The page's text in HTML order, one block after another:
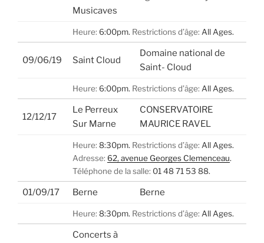
Musicaves
Heure: 6:00pm. Restrictions d’âge: All Ages.
09/06/19 Saint Cloud
Domaine national de
Saint- Cloud
Heure: 6:00pm. Restrictions d’âge: All Ages.
12/12/17
Le Perreux
Sur Marne
CONSERVATOIRE
MAURICE RAVEL
Heure: 8:30pm. Restrictions d’âge: All Ages.
Adresse: 62, avenue Georges Clemenceau.
Téléphone de la salle: 01 48 71 53 88.
01/09/17 Berne Berne
Heure: 8:30pm. Restrictions d’âge: All Ages.
Concerts à